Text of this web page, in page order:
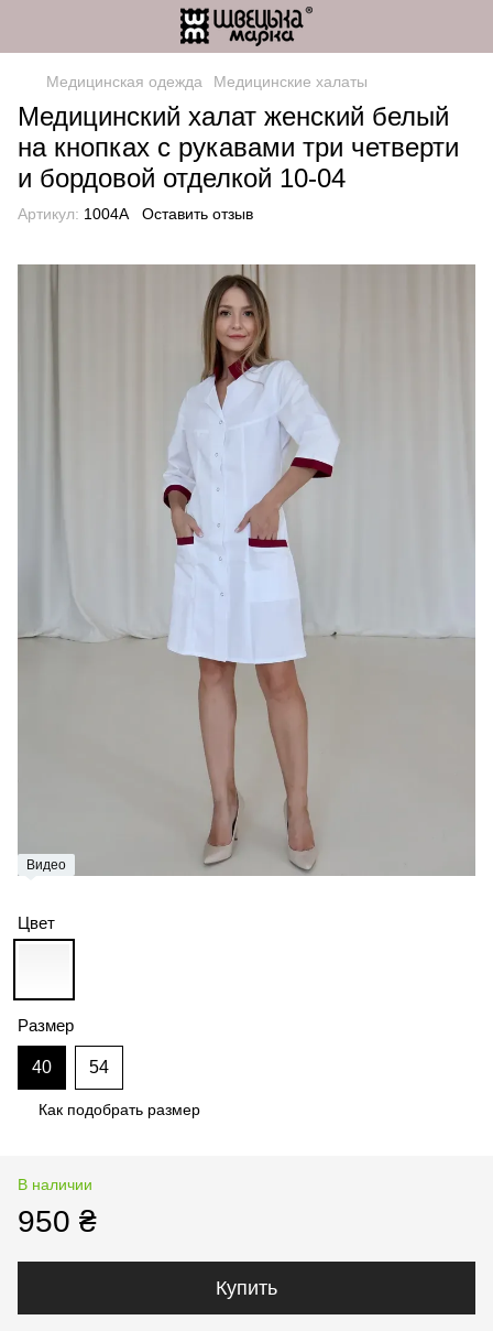
Медицинская одежда Медицинские халаты
Медицинский халат женский белый
на кнопках с рукавами три четверти
и бордовой отделкой 10-04
Артикул: 1004A Оставить отзыв
Видео
Цвет
Размер
40 54
Как подобрать размер
В наличии
950 ₴
Купить